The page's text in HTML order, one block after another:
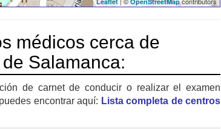
médicos cerca de
Salamanca:
de carnet de conducir o realizar el examen
encontrar aquí: Lista completa de centros